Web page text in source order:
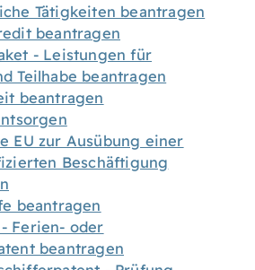
Tätigkeiten beantragen
beantragen
- Leistungen für
Teilhabe beantragen
beantragen
EU zur Ausübung einer
Beschäftigung
beantragen
Ferien- oder
beantragen